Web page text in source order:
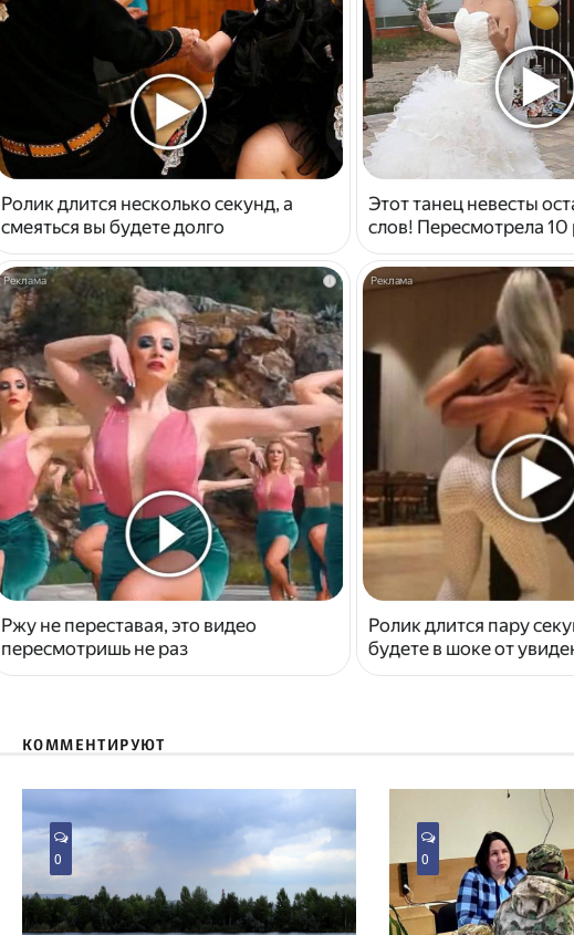
Ролик длится несколько секунд, а
смеяться вы будете долго
Этот танец невесты
слов! Пересмотрела 10
i
Ржу не переставая, это видео
пересмотришь не раз
Ролик длится пару
будете в шоке от
КОММЕНТИРУЮТ
0 0